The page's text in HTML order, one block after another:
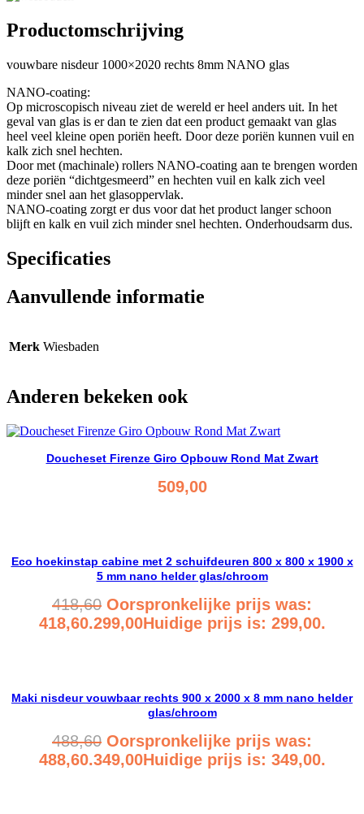
Productomschrijving
vouwbare nisdeur 1000×2020 rechts 8mm NANO glas
NANO-coating:
Op microscopisch niveau ziet de wereld er heel anders uit. In het
geval van glas is er dan te zien dat een product gemaakt van glas
heel veel kleine open poriën heeft. Door deze poriën kunnen vuil en
kalk zich snel hechten.
Door met (machinale) rollers NANO-coating aan te brengen worden
deze poriën “dichtgesmeerd” en hechten vuil en kalk zich veel
minder snel aan het glasoppervlak.
NANO-coating zorgt er dus voor dat het product langer schoon
blijft en kalk en vuil zich minder snel hechten. Onderhoudsarm dus.
Specificaties
Aanvullende informatie
Merk Wiesbaden
Anderen bekeken ook
Doucheset Firenze Giro Opbouw Rond Mat Zwart
509,00
Eco hoekinstap cabine met 2 schuifdeuren 800 x 800 x 1900 x
5 mm nano helder glas/chroom
418,60 Oorspronkelijke prijs was:
418,60.299,00Huidige prijs is: 299,00.
Maki nisdeur vouwbaar rechts 900 x 2000 x 8 mm nano helder
glas/chroom
488,60 Oorspronkelijke prijs was:
488,60.349,00Huidige prijs is: 349,00.